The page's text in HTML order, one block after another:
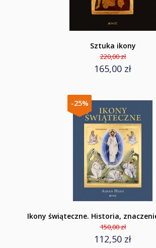
Sztuka ikony
220,00 zł
165,00 zł
-25%
Ikony świąteczne. Historia,
150,00 zł
112,50 zł